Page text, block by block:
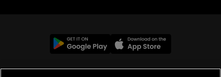
© 2019-2026 DOGAN MEDIA INTERNATIONAL SA, Toate